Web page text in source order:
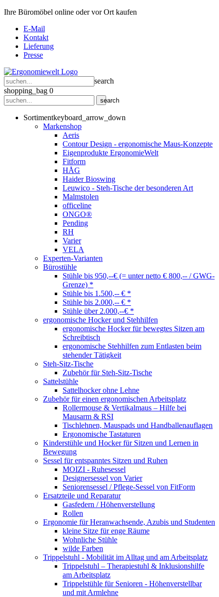
Ihre Büromöbel online oder vor Ort kaufen
E-Mail
Kontakt
Lieferung
Presse
search
shopping_bag 0
search
Sortimentkeyboard_arrow_down
Markenshop
Aeris
Contour Design - ergonomische Maus-Konzepte
Eigenprodukte ErgonomieWelt
Fitform
HÅG
Haider Bioswing
Leuwico - Steh-Tische der besonderen Art
Malmstolen
officeline
ONGO®
Pending
RH
Varier
VELA
Experten-Varianten
Bürostühle
Stühle bis 950,--€ (= unter netto € 800,-- / GWG-
Grenze) *
Stühle bis 1.500,-- € *
Stühle bis 2.000,-- € *
Stühle über 2.000,--€ *
ergonomische Hocker und Stehhilfen
ergonomische Hocker für bewegtes Sitzen am
Schreibtisch
ergonomische Stehhilfen zum Entlasten beim
stehender Tätigkeit
Steh-Sitz-Tische
Zubehör für Steh-Sitz-Tische
Sattelstühle
Sattelhocker ohne Lehne
Zubehör für einen ergonomischen Arbeitsplatz
Rollermouse & Vertikalmaus – Hilfe bei
Mausarm & RSI
Tischlehnen, Mauspads und Handballenauflagen
Ergonomische Tastaturen
Kinderstühle und Hocker für Sitzen und Lernen in
Bewegung
Sessel für entspanntes Sitzen und Ruhen
MOIZI - Ruhesessel
Designersessel von Varier
Seniorensessel / Pflege-Sessel von FitForm
Ersatzteile und Reparatur
Gasfedern / Höhenverstellung
Rollen
Ergonomie für Heranwachsende, Azubis und Studenten
kleine Sitze für enge Räume
Wohnliche Stühle
wilde Farben
Trippelstuhl - Mobilität im Alltag und am Arbeitsplatz
Trippelstuhl – Therapiestuhl & Inklusionshilfe
am Arbeitsplatz
Trippelstühle für Senioren - Höhenverstellbar
und mit Armlehne